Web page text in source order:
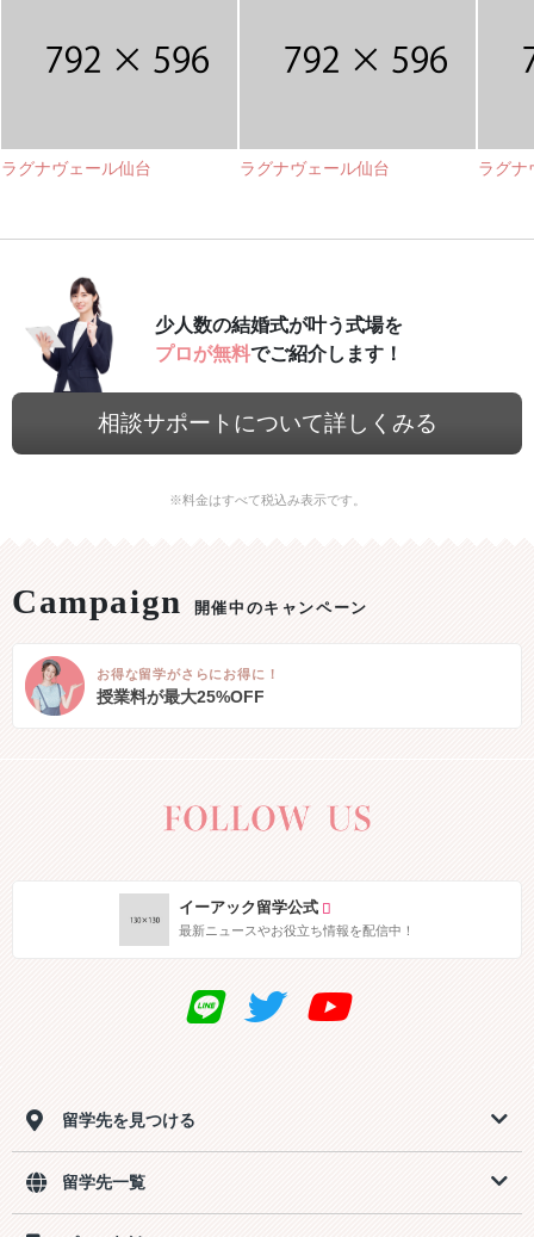
ラグナヴェール仙台 ラグナヴェール仙台 ラグナ
少人数の結婚式が叶う式場を
プロが無料でご紹介します！
相談サポートについて詳しくみる
※料金はすべて税込み表示です。
開催中のキャンペーン
お得な留学がさらにお得に！
授業料が最大25%OFF
イーアック留学公式
最新ニュースやお役立ち情報を配信中！
留学先を見つける
留学先一覧